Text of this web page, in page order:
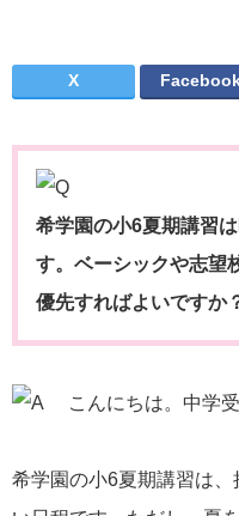
X
希学園の小6夏期講習
す。ベーシックや志望
優先すればよいですか
こんにちは。中学
希学園の小6夏期講習は